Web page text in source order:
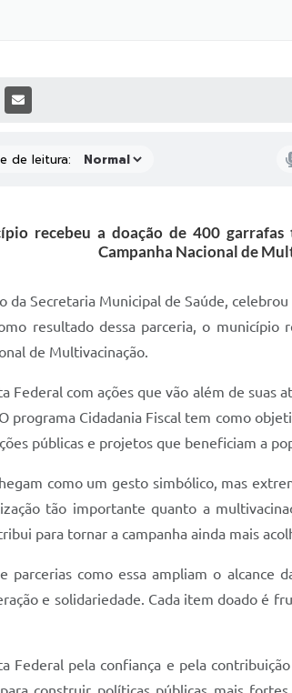
OUTRAS MÍDIAS
de leitura:
recebeu a doação de 400
Campanha Nacional de
Secretaria Municipal de Saúde,
resultado dessa parceria, o município
de Multivacinação.
com ações que vão além de suas
programa Cidadania Fiscal tem como
públicas e projetos que beneficiam a
como um gesto simbólico, mas
tão importante quanto a
para tornar a campanha ainda mais
parcerias como essa ampliam o
e solidariedade. Cada item doado é
Federal pela confiança e pela